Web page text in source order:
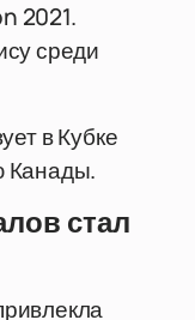
2021.
среди
в Кубке
Канады.
стал